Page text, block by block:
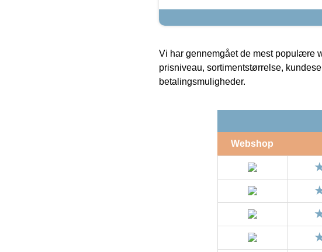
Vi har gennemgået de mest populære
prisniveau, sortimentstørrelse,
betalingsmuligheder.
Webshop